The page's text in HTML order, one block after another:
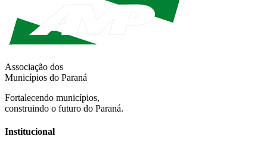
Associação dos
Municípios do Paraná
Fortalecendo municípios,
construindo o futuro do Paraná.
Institucional